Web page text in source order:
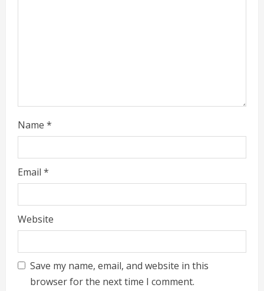
Name *
Email *
Website
Save my name, email, and website in this
browser for the next time I comment.